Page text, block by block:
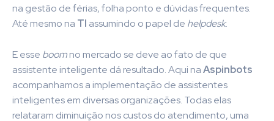
na gestão de férias, folha ponto e dúvidas frequentes.
Até mesmo na TI assumindo o papel de helpdesk.
E esse boomno mercado se deve ao fato de que
assistente inteligente dá resultado. Aqui naAspinbots
acompanhamos a implementação de assistentes
inteligentes em diversas organizações. Todas elas
relataram diminuição nos custos do atendimento, uma